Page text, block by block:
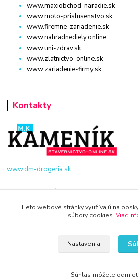
www.maxiobchod-naradie.sk
www.moto-prislusenstvo.sk
www.firemne-zariadenie.sk
www.nahradnediely.online
www.uni-zdrav.sk
www.zlatnictvo-online.sk
www.zariadenie-firmy.sk
Kontakty
www.dm-drogeria.sk
Viktória
+421 940 949 000
Tieto webové stránky využívajú na
súbory cookies. Viac
Nastavenia
Súhlas môžete